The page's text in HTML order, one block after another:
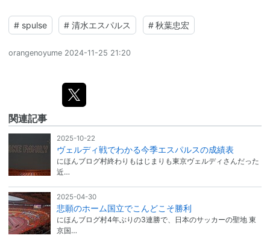
# spulse # 清水エスパルス # 秋葉忠宏
orangenoyume 2024-11-25 21:20
関連記事
2025-10-22
ヴェルディ戦でわかる今季エスパルスの成績表
にほんブログ村終わりもはじまりも東京ヴェルディさんだった
近…
2025-04-30
悲願のホーム国立でこんどこそ勝利
にほんブログ村4年ぶりの3連勝で、日本のサッカーの聖地 東
京国…